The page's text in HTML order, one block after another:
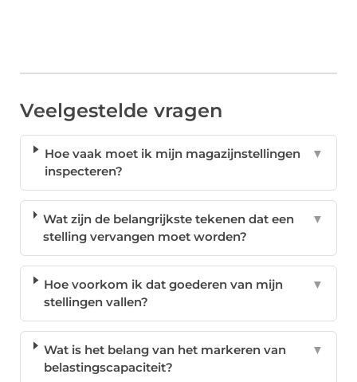
Veelgestelde vragen
Hoe vaak moet ik mijn magazijnstellingen
inspecteren?
▼
Wat zijn de belangrijkste tekenen dat een
stelling vervangen moet worden?
▼
Hoe voorkom ik dat goederen van mijn
stellingen vallen?
▼
Wat is het belang van het markeren van
belastingscapaciteit?
▼